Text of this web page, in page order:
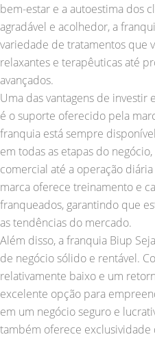
bem-estar e a autoestima dos
agradável e acolhedor, a
variedade de tratamentos que
relaxantes e terapêuticas até
avançados.
Uma das vantagens de investir
é o suporte oferecido pela
franquia está sempre
em todas as etapas do
comercial até a operação
marca oferece treinamento e
franqueados, garantindo que
as tendências do mercado.
Além disso, a franquia Biup
de negócio sólido e rentável.
relativamente baixo e um
excelente opção para
em um negócio seguro e
também oferece